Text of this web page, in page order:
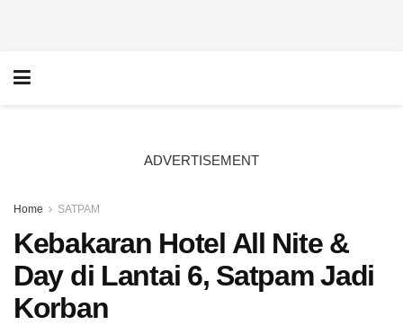
ADVERTISEMENT
Home SATPAM
Kebakaran Hotel All Nite &
Day di Lantai 6, Satpam Jadi
Korban